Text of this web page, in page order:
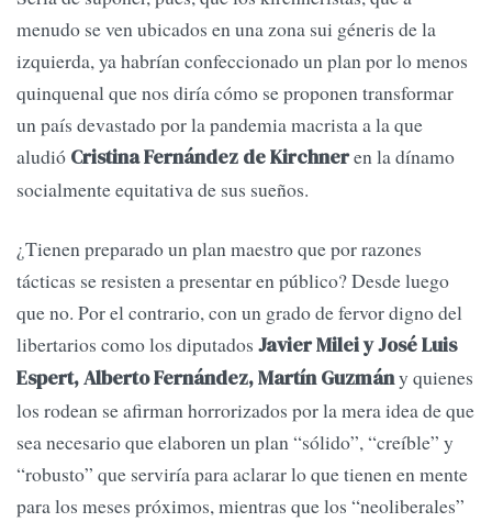
menudo se ven ubicados en una zona sui géneris de la
izquierda, ya habrían confeccionado un plan por lo menos
quinquenal que nos diría cómo se proponen transformar
un país devastado por la pandemia macrista a la que
aludió Cristina Fernández de Kirchneren la dínamo
socialmente equitativa de sus sueños.
¿Tienen preparado un plan maestro que por razones
tácticas se resisten a presentar en público? Desde luego
que no. Por el contrario, con un grado de fervor digno del
libertarios como los diputados Javier Milei y José Luis
Espert, Alberto Fernández, Martín Guzmány quienes
los rodean se afirman horrorizados por la mera idea de que
sea necesario que elaboren un plan “sólido”, “creíble” y
“robusto” que serviría para aclarar lo que tienen en mente
para los meses próximos, mientras que los “neoliberales”